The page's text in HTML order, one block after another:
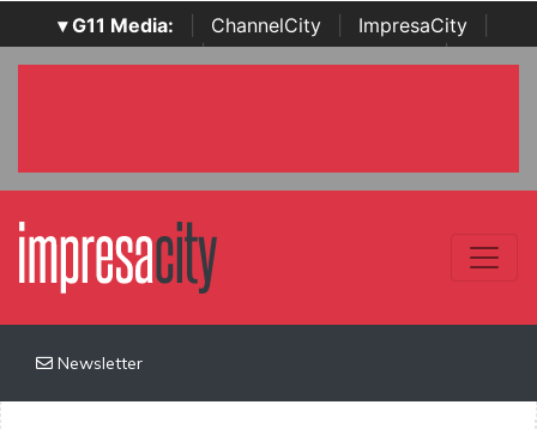
▾ G11 Media: ChannelCity ImpresaCity
SecurityOpenLab | Italian Channel Awards | Italian
Newsletter